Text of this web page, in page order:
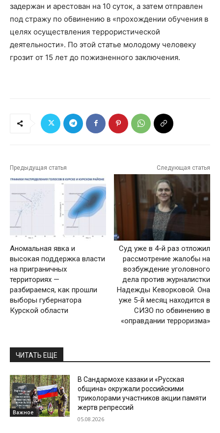
задержан и арестован на 10 суток, а затем отправлен
под стражу по обвинению в «прохождении обучения в
целях осуществления террористической
деятельности». По этой статье молодому человеку
грозит от 15 лет до пожизненного заключения.
Предыдущая статья
Аномальная явка и
высокая поддержка власти
на приграничных
территориях —
разбираемся, как прошли
выборы губернатора
Курской области
Следующая статья
Суд уже в 4-й раз отложил
рассмотрение жалобы на
возбуждение уголовного
дела против журналистки
Надежды Кеворковой. Она
уже 5-й месяц находится в
СИЗО по обвинению в
«оправдании терроризма»
ЧИТАТЬ ЕЩЕ
Важное
В Сандармохе казаки и «Русская
община» окружали российскими
триколорами участников акции памяти
жертв репрессий
05.08.2026